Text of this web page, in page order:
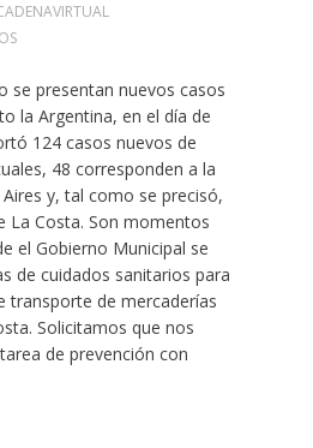
se presentan nuevos casos
la Argentina, en el día de
124 casos nuevos de
48 corresponden a la
y, tal como se precisó,
La Costa. Son momentos
el Gobierno Municipal se
de cuidados sanitarios para
transporte de mercaderías
Solicitamos que nos
de prevención con